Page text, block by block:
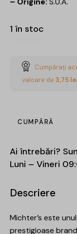
1 în stoc
Cumpărați
valoare de 3,75 lei
CUMPĂRĂ
Ai întrebări?
Luni – Vineri
Descriere
Michter’s este
prestigioase